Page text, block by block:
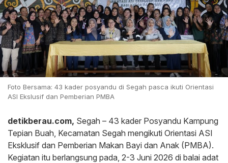
Foto Bersama: 43 kader posyandu di Segah pasca ikuti Orientasi
ASI Ekslusif dan Pemberian PMBA
detikberau.com, Segah – 43 kader Posyandu Kampung
Tepian Buah, Kecamatan Segah mengikuti Orientasi ASI
Eksklusif dan Pemberian Makan Bayi dan Anak (PMBA).
Kegiatan itu berlangsung pada, 2-3 Juni 2026 di balai adat